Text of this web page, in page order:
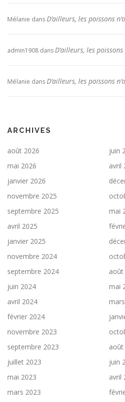
Mélanie dansD’ailleurs, les poissons
admin1908 dansD’ailleurs, les
Mélanie dansD’ailleurs, les poissons
ARCHIVES
août 2026
juin
mai 2026
avril
janvier 2026
novembre 2025
septembre 2025
mai
avril 2025
janvier 2025
novembre 2024
septembre 2024
août
juin 2024
mai
avril 2024
février 2024
novembre 2023
septembre 2023
août
juillet 2023
juin
mai 2023
avril
mars 2023